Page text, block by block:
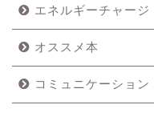
エネルギーチャージ
オススメ本
コミュニケーション